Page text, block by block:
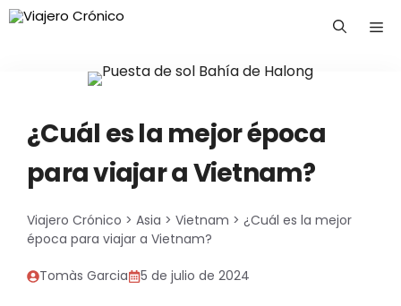
Saltar
¿Cuál es la mejor época
para viajar a Vietnam?
Viajero Crónico > Asia > Vietnam > ¿Cuál es la mejor
época para viajar a Vietnam?
Tomàs Garcia 5 de julio de 2024